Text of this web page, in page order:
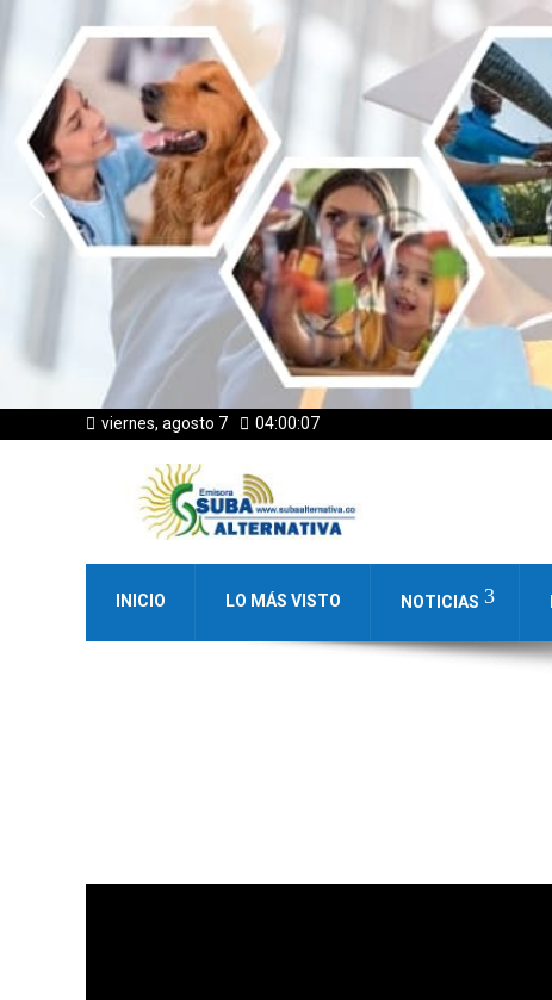
viernes, agosto 7 04:00:08
INICIO LO MÁS VISTO NOTICIAS